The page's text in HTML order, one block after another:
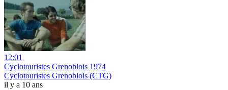
12:01
Cyclotouristes Grenoblois 1974
Cyclotouristes Grenoblois (CTG)
il y a 10 ans